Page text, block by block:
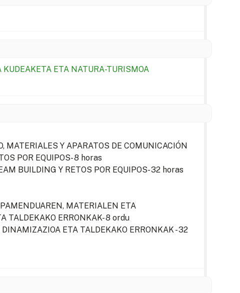
ETA NATURA-TURISMOA
Y APARATOS DE COMUNICACIÓN
POR EQUIPOS- 8 horas
BUILDING Y RETOS POR EQUIPOS- 32 horas
MATERIALEN ETA
TALDEKAKO ERRONKAK- 8 ordu
ETA TALDEKAKO ERRONKAK - 32